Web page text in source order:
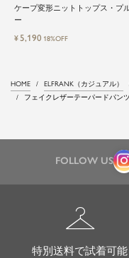
ケープ変形ニットトップス・プ
ー
¥5,190 18%OFF
HOME ELFRANK（カジュアル）
フェイクレザーテーパードパンツ
FOLLOW US
checkroom
特別送料で試着可能